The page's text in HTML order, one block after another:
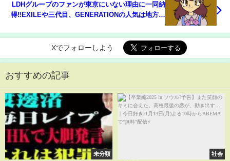
LDHグループのファンが東京にいない理由に一同納
得‼EXILEや三代目、GENERATIONの人気は地方民
Xでフォローしよう
おすすめの記事
未分類 社会